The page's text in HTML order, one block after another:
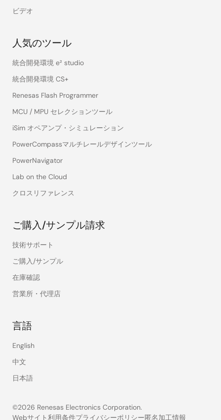
ビデオ
人気のツール
統合開発環境 e² studio
統合開発環境 CS+
Renesas Flash Programmer
MCU / MPU セレクションツール
iSim オペアンプ・シミュレーション
PowerCompassマルチレールデザインツール
PowerNavigator
Lab on the Cloud
クロスリファレンス
ご購入/サンプル請求
技術サポート
ご購入/サンプル
在庫確認
営業所・代理店
言語
English
中文
日本語
©2026 Renesas Electronics Corporation.
Webサイト利用条件プライバシーポリシー匿名加工情報